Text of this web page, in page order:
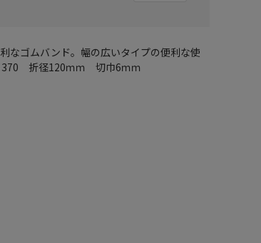
なゴムバンド。幅の広いタイプの便利な使
370 折径120ｍｍ 切巾6ｍｍ